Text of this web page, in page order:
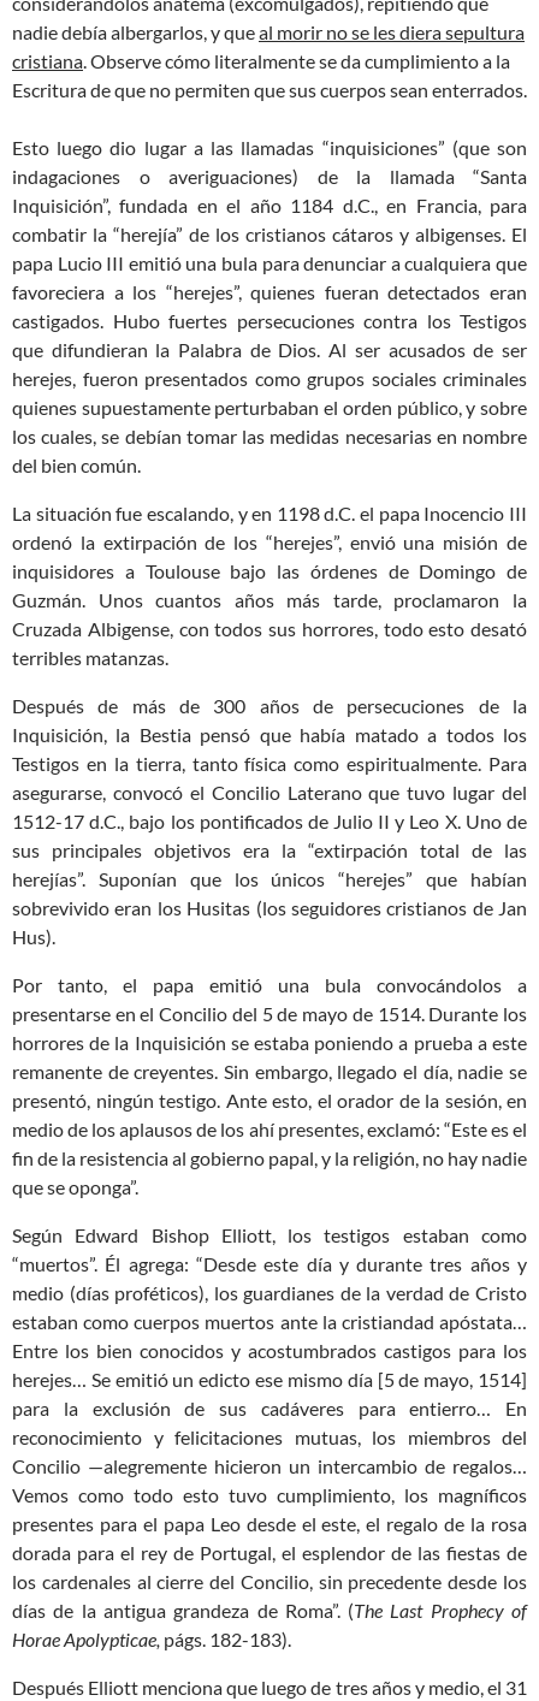
nadie debía albergarlos, y queal morir no se les diera sepultura
cristiana. Observe cómo literalmente se da cumplimiento a la
Escritura de que no permiten que sus cuerpos sean enterrados.
Esto luego dio lugar a las llamadas “inquisiciones” (que son
indagaciones o averiguaciones) de la llamada “Santa
Inquisición”, fundada en el año 1184 d.C., en Francia, para
combatir la “herejía” de los cristianos cátaros y albigenses. El
papa Lucio III emitió una bula para denunciar a cualquiera que
favoreciera a los “herejes”, quienes fueran detectados eran
castigados. Hubo fuertes persecuciones contra los Testigos
que difundieran la Palabra de Dios. Al ser acusados de ser
herejes, fueron presentados como grupos sociales criminales
quienes supuestamente perturbaban el orden público, y sobre
los cuales, se debían tomar las medidas necesarias en nombre
del bien común.
La situación fue escalando, y en 1198 d.C. el papa Inocencio III
ordenó la extirpación de los “herejes”, envió una misión de
inquisidores a Toulouse bajo las órdenes de Domingo de
Guzmán. Unos cuantos años más tarde, proclamaron la
Cruzada Albigense, con todos sus horrores, todo esto desató
terribles matanzas.
Después de más de 300 años de persecuciones de la
Inquisición, la Bestia pensó que había matado a todos los
Testigos en la tierra, tanto física como espiritualmente. Para
asegurarse, convocó el Concilio Laterano que tuvo lugar del
1512-17 d.C., bajo los pontificados de Julio II y Leo X. Uno de
sus principales objetivos era la “extirpación total de las
herejías”. Suponían que los únicos “herejes” que habían
sobrevivido eran los Husitas (los seguidores cristianos de Jan
Hus).
Por tanto, el papa emitió una bula convocándolos a
presentarse en el Concilio del 5 de mayo de 1514. Durante los
horrores de la Inquisición se estaba poniendo a prueba a este
remanente de creyentes. Sin embargo, llegado el día, nadie se
presentó, ningún testigo. Ante esto, el orador de la sesión, en
medio de los aplausos de los ahí presentes, exclamó: “Este es el
fin de la resistencia al gobierno papal, y la religión, no hay nadie
que se oponga”.
Según Edward Bishop Elliott, los testigos estaban como
“muertos”. Él agrega: “Desde este día y durante tres años y
medio (días proféticos), los guardianes de la verdad de Cristo
estaban como cuerpos muertos ante la cristiandad apóstata…
Entre los bien conocidos y acostumbrados castigos para los
herejes… Se emitió un edicto ese mismo día [5 de mayo, 1514]
para la exclusión de sus cadáveres para entierro… En
reconocimiento y felicitaciones mutuas, los miembros del
Concilio —alegremente hicieron un intercambio de regalos…
Vemos como todo esto tuvo cumplimiento, los magníficos
presentes para el papa Leo desde el este, el regalo de la rosa
dorada para el rey de Portugal, el esplendor de las fiestas de
los cardenales al cierre del Concilio, sin precedente desde los
días de la antigua grandeza de Roma”. (The Last Prophecy of
Horae Apolypticae, págs. 182-183).
Después Elliott menciona que luego de tres años y medio, el 31